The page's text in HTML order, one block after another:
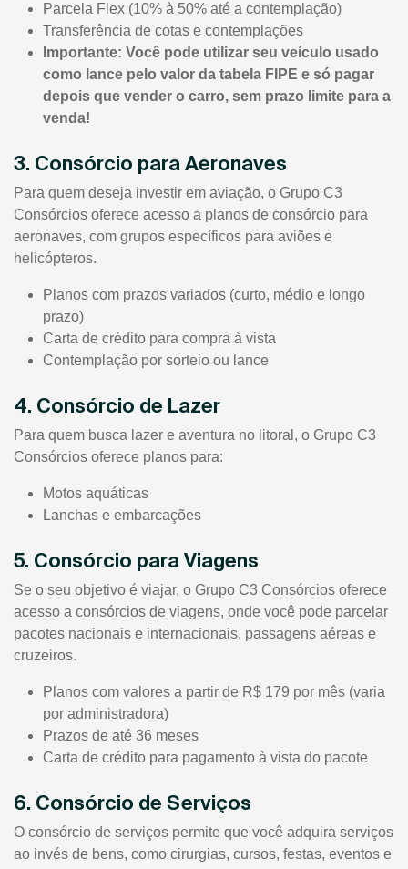
Parcela Flex (10% à 50% até a contemplação)
Transferência de cotas e contemplações
Importante: Você pode utilizar seu veículo usado
como lance pelo valor da tabela FIPE e só pagar
depois que vender o carro, sem prazo limite para a
venda!
3. Consórcio para Aeronaves
Para quem deseja investir em aviação, o Grupo C3
Consórcios oferece acesso a planos de consórcio para
aeronaves, com grupos específicos para aviões e
helicópteros.
Planos com prazos variados (curto, médio e longo
prazo)
Carta de crédito para compra à vista
Contemplação por sorteio ou lance
4. Consórcio de Lazer
Para quem busca lazer e aventura no litoral, o Grupo C3
Consórcios oferece planos para:
Motos aquáticas
Lanchas e embarcações
5. Consórcio para Viagens
Se o seu objetivo é viajar, o Grupo C3 Consórcios oferece
acesso a consórcios de viagens, onde você pode parcelar
pacotes nacionais e internacionais, passagens aéreas e
cruzeiros.
Planos com valores a partir de R$ 179 por mês (varia
por administradora)
Prazos de até 36 meses
Carta de crédito para pagamento à vista do pacote
6. Consórcio de Serviços
O consórcio de serviços permite que você adquira serviços
ao invés de bens, como cirurgias, cursos, festas, eventos e